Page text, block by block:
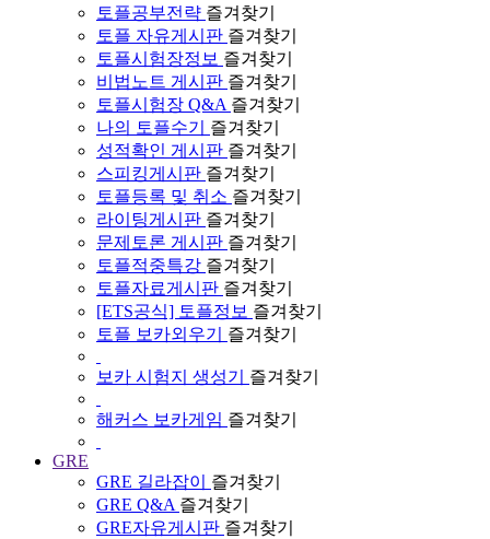
토플공부전략 즐겨찾기
토플 자유게시판 즐겨찾기
토플시험장정보 즐겨찾기
비법노트 게시판 즐겨찾기
토플시험장 Q&A 즐겨찾기
나의 토플수기
즐겨찾기
성적확인 게시판 즐겨찾기
스피킹게시판 즐겨찾기
토플등록 및 취소 즐겨찾기
라이팅게시판 즐겨찾기
문제토론 게시판 즐겨찾기
토플적중특강 즐겨찾기
토플자료게시판 즐겨찾기
[ETS공식] 토플정보 즐겨찾기
토플 보카외우기
즐겨찾기
보카 시험지 생성기 즐겨찾기
해커스 보카게임 즐겨찾기
GRE
GRE 길라잡이
즐겨찾기
GRE Q&A 즐겨찾기
GRE자유게시판 즐겨찾기